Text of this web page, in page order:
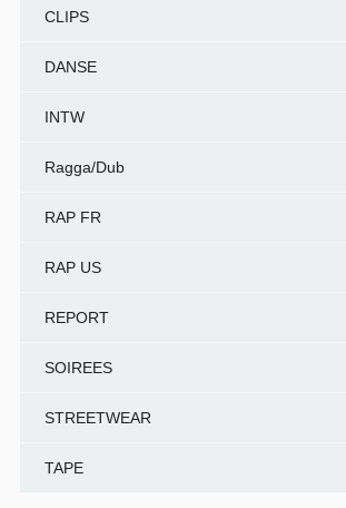
CLIPS
DANSE
INTW
Ragga/Dub
RAP FR
RAP US
REPORT
SOIREES
STREETWEAR
TAPE